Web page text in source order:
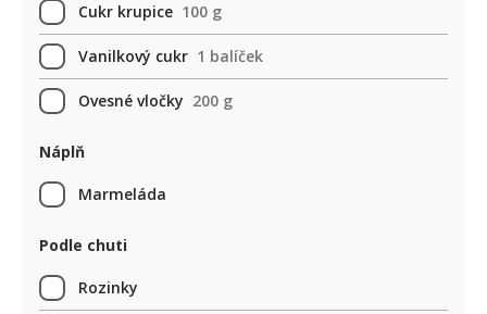
Cukr krupice 100 g
Vanilkový cukr 1 balíček
Ovesné vločky 200 g
Náplň
Marmeláda
Podle chuti
Rozinky